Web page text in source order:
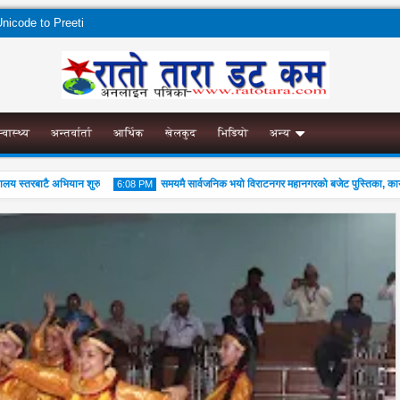
to Preeti
अन्तर्वार्ता आर्थिक खेलकुद भिडियो अन्य
स्तरबाटै अभियान शुरु 6:08 PM
04
समयमै सार्वजनिक भयो विराटनगर महानगरको बजेट पुस्तिका,